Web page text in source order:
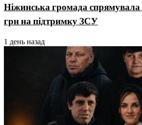
Ніжинська громада
грн на підтримку ЗСУ
1 день назад